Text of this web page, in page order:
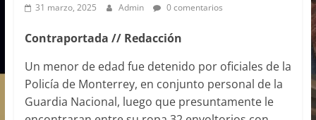
31 marzo, 2025 Admin 0 comentarios
Contraportada // Redacción
Un menor de edad fue detenido por oficiales de la
Policía de Monterrey, en conjunto personal de la
Guardia Nacional, luego que presuntamente le